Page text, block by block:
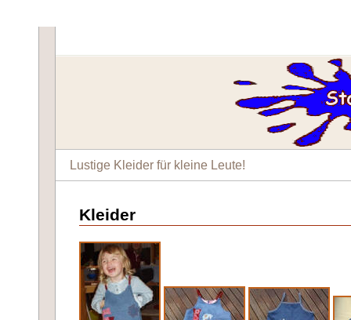
Lustige Kleider für kleine Leute!
Kleider